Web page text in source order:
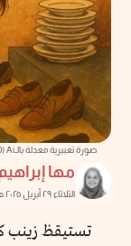
صورة تعبيرية معدلة بالـAi (20 انحناءة في اليوم: كيف تطفئ التفاصيل الصغيرة قلوب الأمهات؟)
مها
الثلاثاء ٢٩ أبريل ٢٠٢٥ م
تستيقظ